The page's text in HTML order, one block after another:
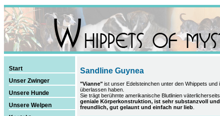
Start
Unser Zwinger
Unsere Hunde
Unsere Welpen
Sandline Guynea
"Vianne"ist unser Edelsteinchen unter den Whippets
überlassen haben.
Sie trägt berühmte amerikanische Blutlinien
geniale Körperkonstruktion, ist sehr substanzvoll
freundlich, gut gelaunt und einfach nur lieb.